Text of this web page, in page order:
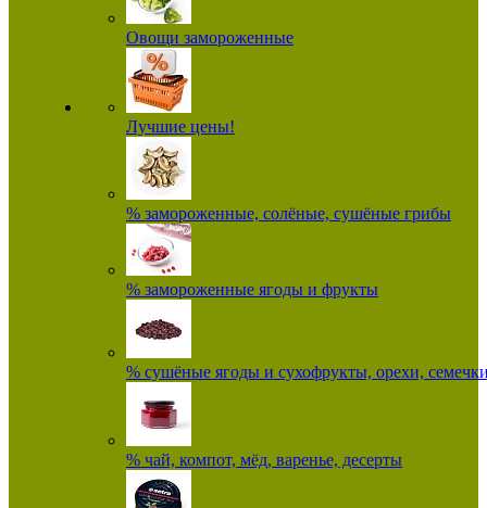
Овощи замороженные
Лучшие цены!
% замороженные, солёные, сушёные грибы
% замороженные ягоды и фрукты
% сушёные ягоды и сухофрукты, орехи,
% чай, компот, мёд, варенье, десерты